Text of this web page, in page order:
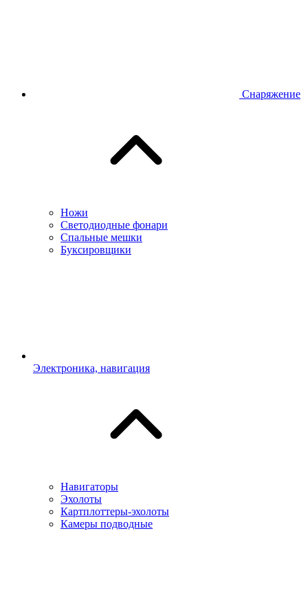
Снаряжение
Ножи
Светодиодные фонари
Спальные мешки
Буксировщики
Электроника, навигация
Навигаторы
Эхолоты
Картплоттеры-эхолоты
Камеры подводные